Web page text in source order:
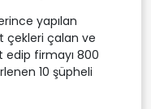
yapılan
çekleri çalan ve
edip firmayı 800
10 şüpheli